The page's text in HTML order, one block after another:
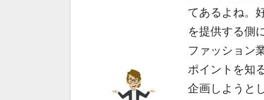
てあるよね。
を提供する側
ファッション
ポイントを知
企画しようと